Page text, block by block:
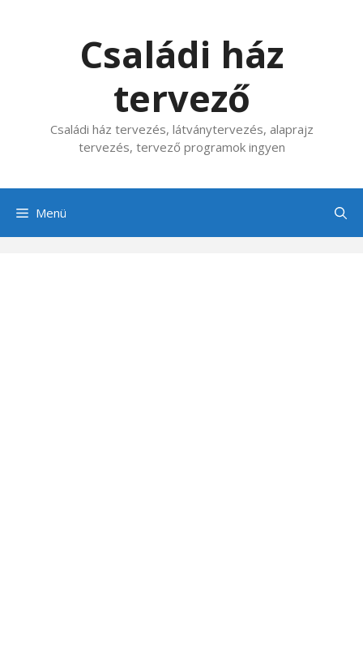
Családi ház
tervező
Családi ház tervezés, látványtervezés, alaprajz
tervezés, tervező programok ingyen
Menü